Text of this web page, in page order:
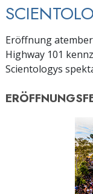
Eröffnung
Highway 101
Scientologys